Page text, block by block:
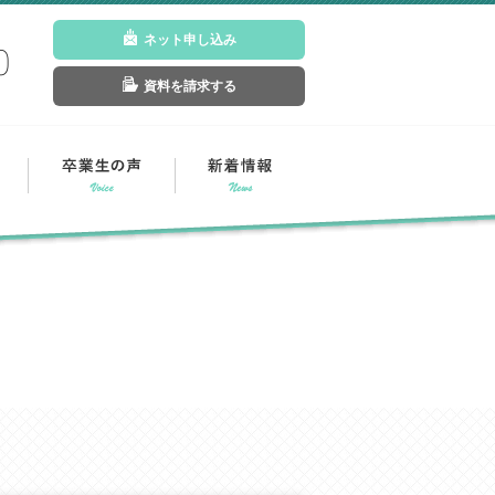
ネット申し込み
資料を請求する